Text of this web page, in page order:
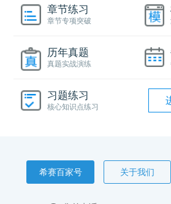
章节练习
章节专项突破
历年真题
真题实战演练
习题练习
核心知识点练习
希赛百家号 关于我们